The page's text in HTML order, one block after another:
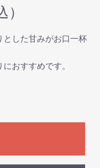
とした甘みがお口一杯
おすすめです。